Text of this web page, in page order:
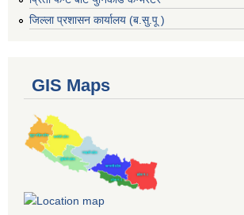
जिल्ला प्रशासन कार्यालय (ब.सु.पू )
GIS Maps